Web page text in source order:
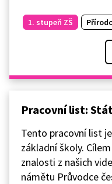
1. stupeň ZŠ
Pracovní list:
Tento pracovní list
základní školy.
znalosti z našich
námětu Průvodce